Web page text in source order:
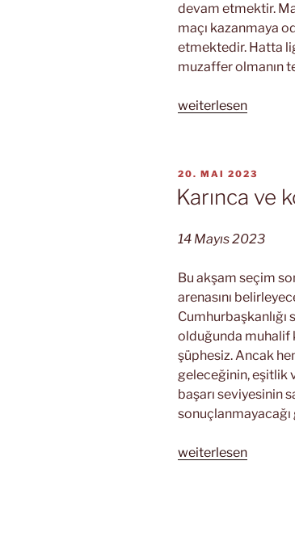
devam etmektir.
maçı kazanmaya
etmektedir. Hatta
muzaffer olmanın
„Hakem
weiterlesen
VERÖFFENTLICHT
AM
20. MAI 2023
Karınca ve
14 Mayıs 2023
Bu akşam seçim
arenasını
olduğunda muhalif
şüphesiz. Ancak
geleceğinin, eşitlik
başarı seviyesinin
sonuçlanmayacağı
„Karınca
weiterlesen